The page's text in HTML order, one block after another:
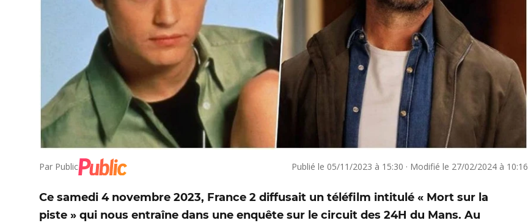
Par Public Publié le 05/11/2023 à 15:30 · Modifié le 27/02/2024 à 10:16
Ce samedi 4 novembre 2023, France 2 diffusait un téléfilm intitulé « Mort sur la
piste » qui nous entraîne dans une enquête sur le circuit des 24H du Mans. Au